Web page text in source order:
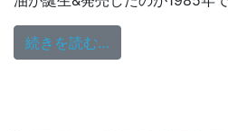
続きを読む…